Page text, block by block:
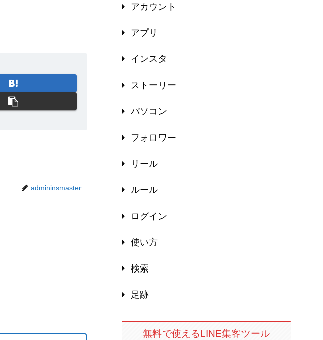
admininsmaster
アカウント
アプリ
インスタ
ストーリー
パソコン
フォロワー
リール
ルール
ログイン
使い方
検索
足跡
無料で使えるLINE集客ツール